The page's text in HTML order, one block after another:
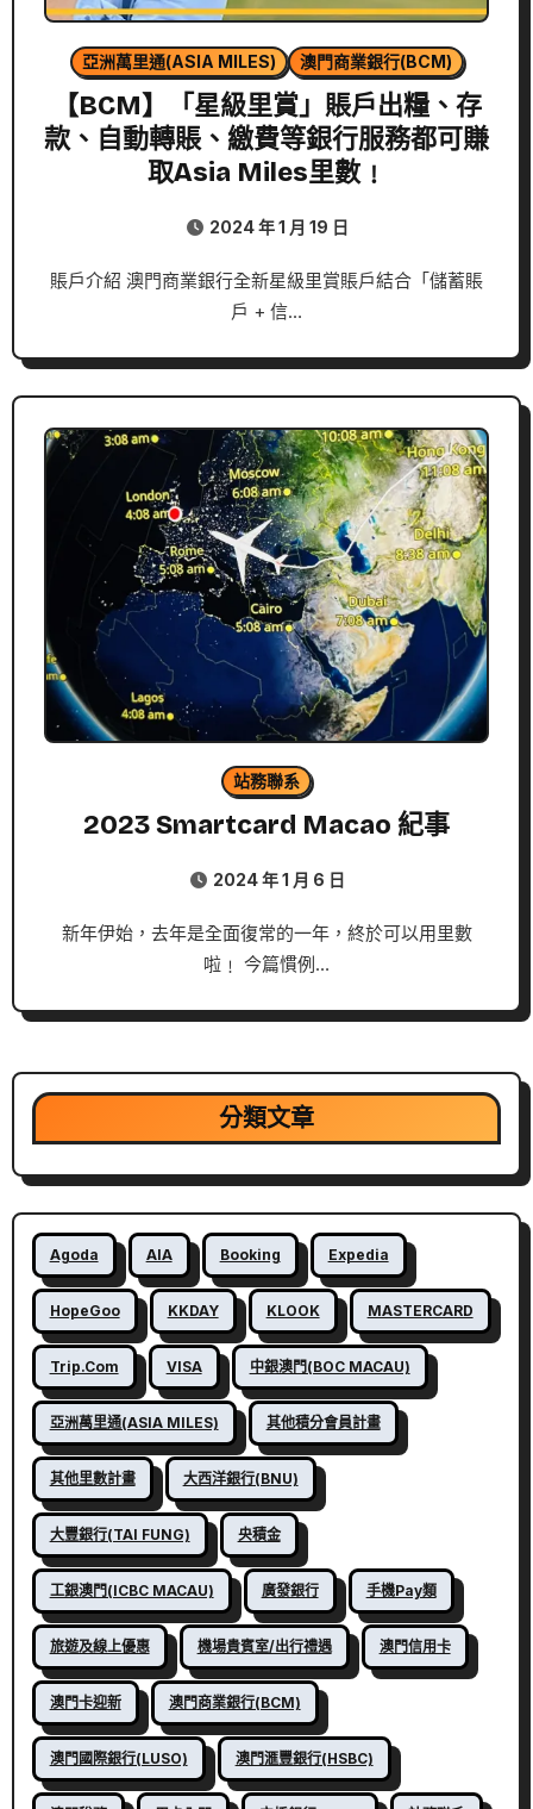
亞洲萬里通(ASIA MILES) 澳門商業銀行(BCM)
【BCM】「星級里賞」賬戶出糧、存
款、自動轉賬、繳費等銀行服務都可賺
取Asia Miles里數﹗
2024 年 1 月 19 日
賬戶介紹 澳門商業銀行全新星級里賞賬戶結合「儲蓄賬
戶 + 信…
站務聯系
2023 Smartcard Macao 紀事
2024 年 1 月 6 日
新年伊始，去年是全面復常的一年，終於可以用里數
啦﹗ 今篇慣例…
分類文章
Agoda AIA Booking Expedia
HopeGoo KKDAY KLOOK MASTERCARD
Trip.com VISA 中銀澳門(BOC MACAU)
亞洲萬里通(ASIA MILES) 其他積分會員計畫
其他里數計畫 大西洋銀行(BNU)
大豐銀行(TAI FUNG) 央積金
工銀澳門(ICBC MACAU) 廣發銀行 手機Pay類
旅遊及線上優惠 機場貴賓室/出行禮遇 澳門信用卡
澳門卡迎新 澳門商業銀行(BCM)
澳門國際銀行(LUSO) 澳門滙豐銀行(HSBC)